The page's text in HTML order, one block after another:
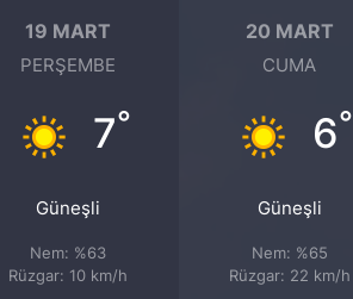
19 MART
PERŞEMBE
7°
Güneşli
Nem: %63
Rüzgar: 10 km/h
20 MART
CUMA
6°
Güneşli
Nem: %65
Rüzgar: 22 km/h